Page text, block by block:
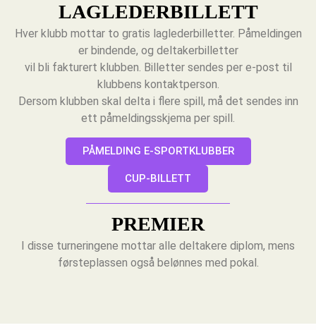
LAGLEDERBILLETT
Hver klubb mottar to gratis laglederbilletter. Påmeldingen
er bindende, og deltakerbilletter
vil bli fakturert klubben. Billetter sendes per e-post til
klubbens kontaktperson.
Dersom klubben skal delta i flere spill, må det sendes inn
ett påmeldingsskjema per spill.
PÅMELDING E-SPORTKLUBBER
CUP-BILLETT
PREMIER
I disse turneringene mottar alle deltakere diplom, mens
førsteplassen også belønnes med pokal.